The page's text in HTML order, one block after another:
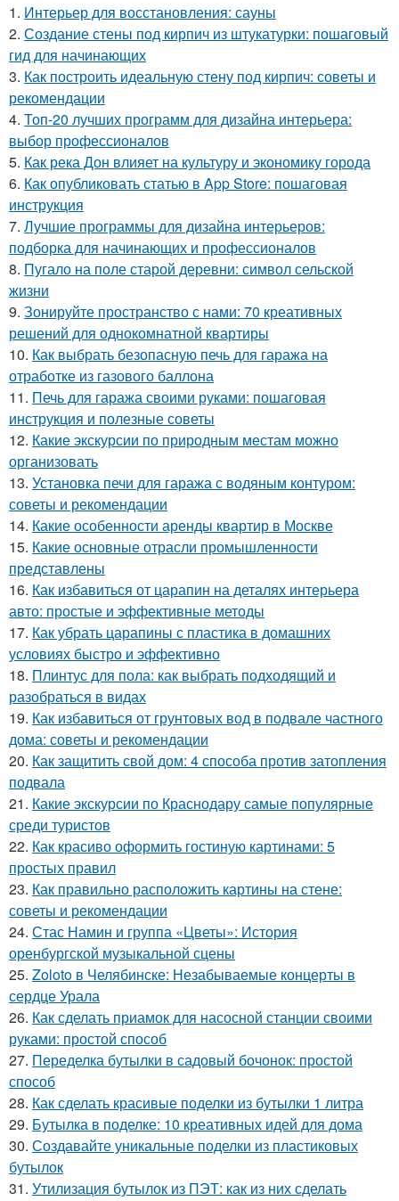
1. Интерьер для восстановления: сауны
2. Создание стены под кирпич из штукатурки: пошаговый
гид для начинающих
3. Как построить идеальную стену под кирпич: советы и
рекомендации
4. Топ-20 лучших программ для дизайна интерьера:
выбор профессионалов
5. Как река Дон влияет на культуру и экономику города
6. Как опубликовать статью в App Store: пошаговая
инструкция
7. Лучшие программы для дизайна интерьеров:
подборка для начинающих и профессионалов
8. Пугало на поле старой деревни: символ сельской
жизни
9. Зонируйте пространство с нами: 70 креативных
решений для однокомнатной квартиры
10. Как выбрать безопасную печь для гаража на
отработке из газового баллона
11. Печь для гаража своими руками: пошаговая
инструкция и полезные советы
12. Какие экскурсии по природным местам можно
организовать
13. Установка печи для гаража с водяным контуром:
советы и рекомендации
14. Какие особенности аренды квартир в Москве
15. Какие основные отрасли промышленности
представлены
16. Как избавиться от царапин на деталях интерьера
авто: простые и эффективные методы
17. Как убрать царапины с пластика в домашних
условиях быстро и эффективно
18. Плинтус для пола: как выбрать подходящий и
разобраться в видах
19. Как избавиться от грунтовых вод в подвале частного
дома: советы и рекомендации
20. Как защитить свой дом: 4 способа против затопления
подвала
21. Какие экскурсии по Краснодару самые популярные
среди туристов
22. Как красиво оформить гостиную картинами: 5
простых правил
23. Как правильно расположить картины на стене:
советы и рекомендации
24. Стас Намин и группа «Цветы»: История
оренбургской музыкальной сцены
25. Zoloto в Челябинске: Незабываемые концерты в
сердце Урала
26. Как сделать приамок для насосной станции своими
руками: простой способ
27. Переделка бутылки в садовый бочонок: простой
способ
28. Как сделать красивые поделки из бутылки 1 литра
29. Бутылка в поделке: 10 креативных идей для дома
30. Создавайте уникальные поделки из пластиковых
бутылок
31. Утилизация бутылок из ПЭТ: как из них сделать